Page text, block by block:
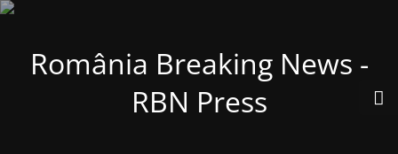
România Breaking News -
RBN Press